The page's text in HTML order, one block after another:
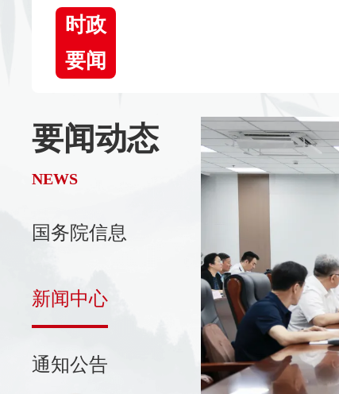
时政
要闻
要闻动态
NEWS
国务院信息
新闻中心
通知公告
召开党工委会议
济南高新区党工委书记、管委
持会议并讲话。会议传达学习
国科协第十一次全国代表大会